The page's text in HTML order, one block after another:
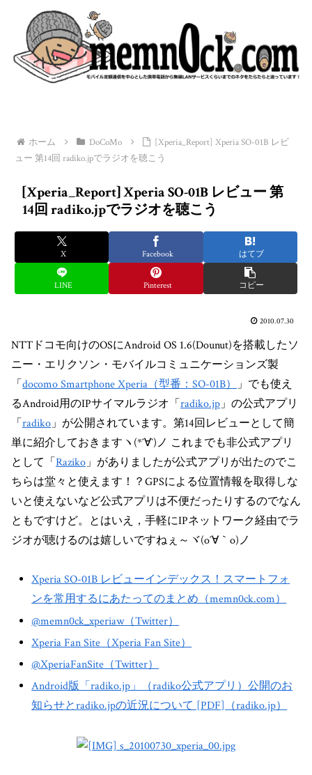
ホーム DoCoMo
[Xperia_Report] Xperia SO-01B レビ
ュー 第14回 radiko.jpでラジオを聴こう
[Xperia_Report] Xperia SO-01B レビュー 第
14回 radiko.jpでラジオを聴こう
X Facebook はてブ
LINE Pinterest コピー
2010.07.30
NTTドコモ向けのOSにAndroid OS 1.6(Dounut)を搭載したソ
ニー・エリクソン・モバイルコミュニケーションズ製
「docomo Smartphone Xperia（型番：SO-01B） 」でも使え
るAndroid用のIPサイマルラジオ「radiko.jp」の公式アプリ
「radiko」が公開されています。第14回レビューとして簡
単に紹介しておきますヽ(*´∀`)ノ これまでも非公式アプリ
として「Raziko」がありましたが公式アプリが出たのでこ
ちらは堂々と使えます！？GPSによる位置情報を取得しな
いと使えないなど公式アプリは不便だったりするのでなん
ともですけど。とはいえ，手軽にIPネットワーク経由でラ
ジオが聴けるのは嬉しいですねぇ～ヾ(o´∀｀o)ノ
Xperia SO-01B レビューインデックス！スマートフォ
ンを常用するにあたってのまとめ（memn0ck.com）
@memn0ck_xperiaw（Twitter）
Xperia Fan Site（Xperia Fan Site）
@XperiaFanSite（Twitter）
Android版「radiko.jp」（radiko公式アプリ）公開のお
知らせとradiko.jpの近況について [PDF]（radiko.jp）